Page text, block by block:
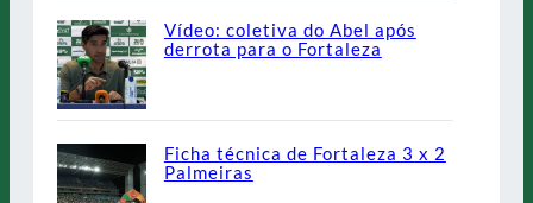
Vídeo: coletiva do Abel após
derrota para o Fortaleza
Ficha técnica de Fortaleza 3 x 2
Palmeiras